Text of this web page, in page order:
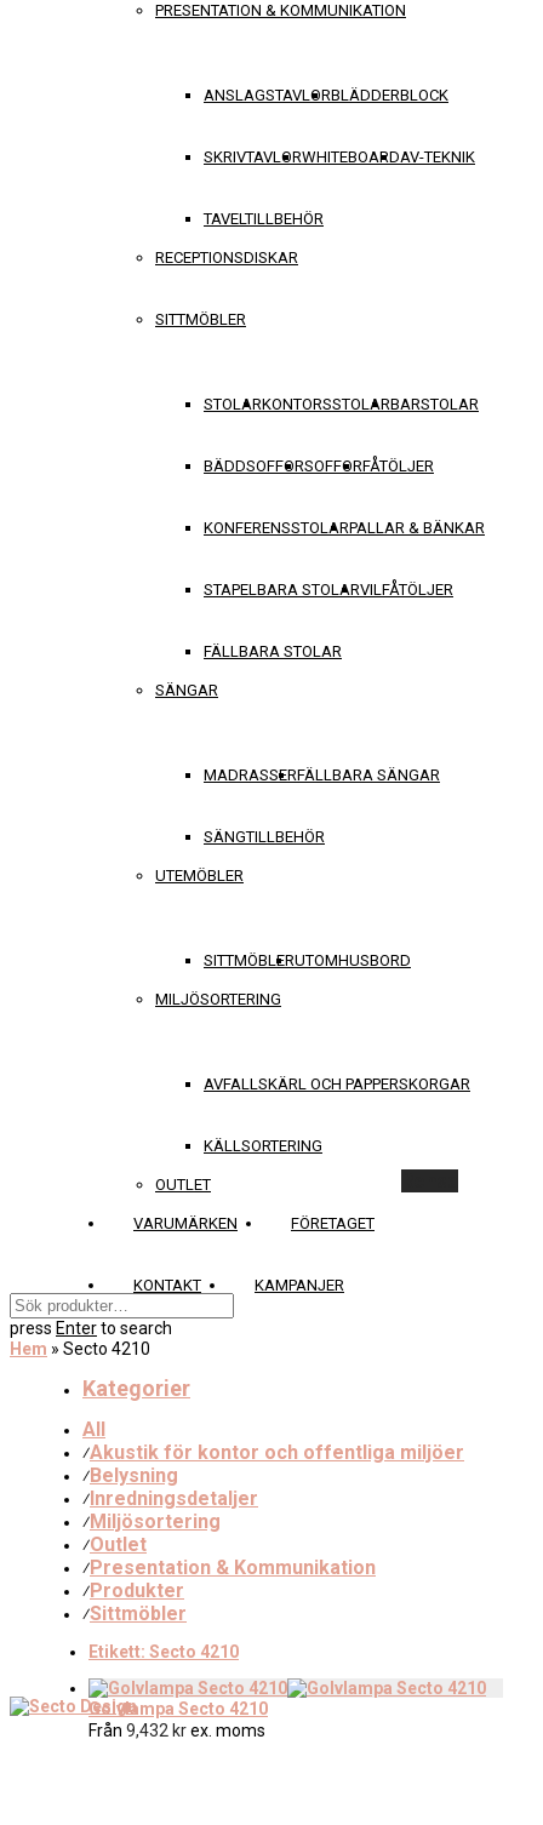
PRESENTATION & KOMMUNIKATION
ANSLAGSTAVLORBLÄDDERBLOCK
SKRIVTAVLORWHITEBOARDAV-TEKNIK
TAVELTILLBEHÖR
RECEPTIONSDISKAR
SITTMÖBLER
STOLARKONTORSSTOLARBARSTOLAR
BÄDDSOFFORSOFFORFÅTÖLJER
KONFERENSSTOLARPALLAR & BÄNKAR
STAPELBARA STOLARVILFÅTÖLJER
FÄLLBARA STOLAR
SÄNGAR
MADRASSERFÄLLBARA SÄNGAR
SÄNGTILLBEHÖR
UTEMÖBLER
SITTMÖBLERUTOMHUSBORD
MILJÖSORTERING
AVFALLSKÄRL OCH PAPPERSKORGAR
KÄLLSORTERING
OUTLET
VARUMÄRKEN FÖRETAGET
KONTAKT KAMPANJER
press Enterto search
Hem » Secto 4210
Kategorier
All
⁄Akustik för kontor och offentliga miljöer
⁄Belysning
⁄Inredningsdetaljer
⁄Miljösortering
⁄Outlet
⁄Presentation & Kommunikation
⁄Produkter
⁄Sittmöbler
Etikett: Secto 4210
Golvlampa Secto 4210
Från 9,432 krex. moms